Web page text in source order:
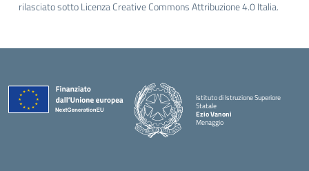
rilasciato sotto Licenza Creative Commons Attribuzione 4.0 Italia.
Istituto di Istruzione Superiore
Statale
Ezio Vanoni
Menaggio
— Visita la pagina iniziale della scuola